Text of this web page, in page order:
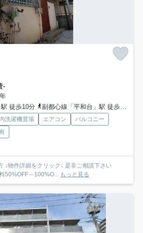
-
徒歩10分
副都心線「平和台」駅 徒歩13分
洗濯機置場 エアコン
バルコニー
↓物件詳細をクリック↓ 是非ご相談下さい
～100%O... もっと見る